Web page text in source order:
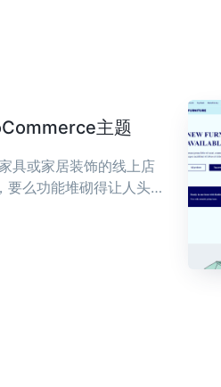
主题
具或家居装饰的线上店
要么功能堆砌得让人头